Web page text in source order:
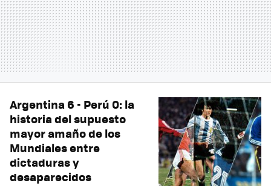
Argentina 6 - Perú 0: la
historia del supuesto
mayor amaño de los
Mundiales entre
dictaduras y
desaparecidos